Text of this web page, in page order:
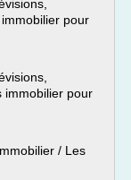
pour
immobilier pour
/ Les